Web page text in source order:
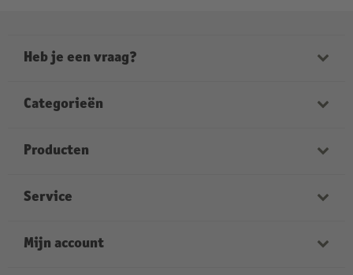
Heb je een vraag?
openingstijden zijn:
zondag van 12:00 tot 18:00
Categorieën
Fotoboeken
Wanddecoratie
Producten
Kruidvat Merk foto’s
Fotomok
Service
Faq
Mijn account